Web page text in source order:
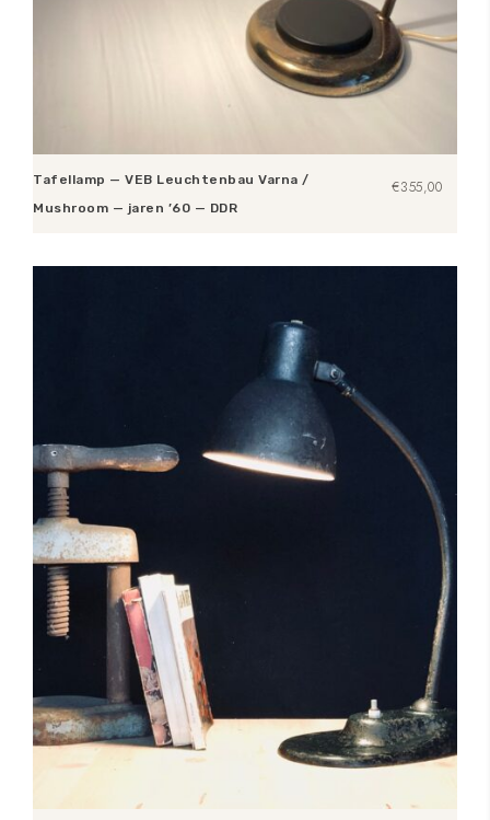
Tafellamp — VEB Leuchtenbau Varna /
Mushroom — jaren ’60 — DDR
€355,00